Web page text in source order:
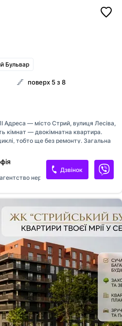
Бульвар
поверх 5 з 8
— місто Стрий, вулиця Лесіва,
кімнат — двокімнатна квартира.
тобто ще без ремонту. Загальна
стяжка та штукатурка.
вікна та балконні двері,
систем водопостачання,
двоконтурний котел. Санвузол—
вводиться в експлуатацію в
2029 року (залежно від
нерухомості
Дзвінок